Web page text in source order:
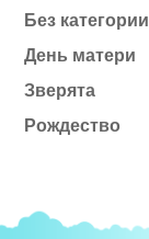
Без категории
День матери
Зверята
Рождество